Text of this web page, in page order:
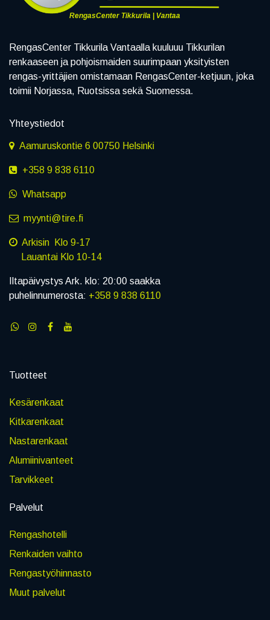
RengasCenter Tikkurila | Vantaa
RengasCenter Tikkurila Vantaalla kuuluuu Tikkurilan
renkaaseen ja pohjoismaiden suurimpaan yksityisten
rengas-yrittäjien omistamaan RengasCenter-ketjuun, joka
toimii Norjassa, Ruotsissa sekä Suomessa.
Yhteystiedot
Aamuruskontie 6 00750 Helsinki
+358 9 838 6110
Whatsapp
myynti@tire.fi
Arkisin Klo 9-17
Lauantai Klo 10-14
Iltapäivystys Ark. klo: 20:00 saakka
puhelinnumerosta: +358 9 838 6110
Tuotteet
Kesärenkaat
Kitkarenkaat
Nastarenkaat
Alumiinivanteet
Tarvikkeet
Palvelut
Rengashotelli
Renkaiden vaihto
Rengastyöhinnasto
Muut palvelut